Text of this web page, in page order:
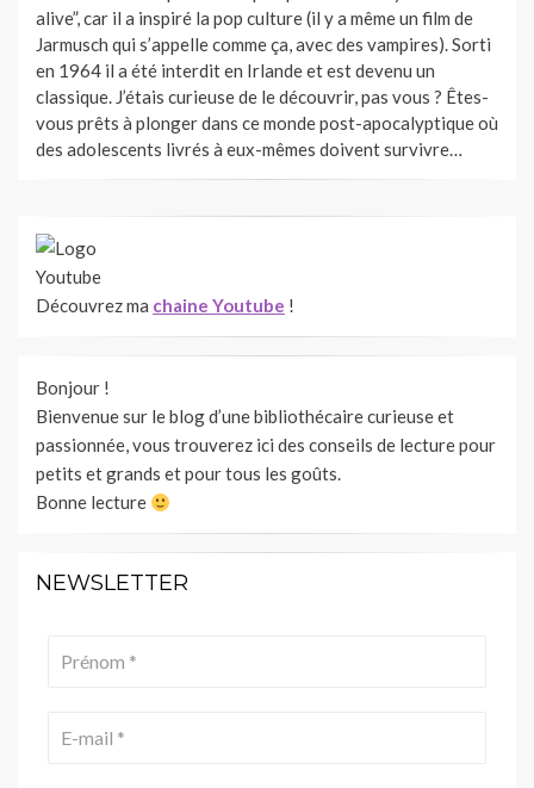
alive”, car il a inspiré la pop culture (il y a même un film de
Jarmusch qui s’appelle comme ça, avec des vampires). Sorti
en 1964 il a été interdit en Irlande et est devenu un
classique. J’étais curieuse de le découvrir, pas vous ? Êtes-
vous prêts à plonger dans ce monde post-apocalyptique où
des adolescents livrés à eux-mêmes doivent survivre…
Découvrez ma chaine Youtube !
Bonjour !
Bienvenue sur le blog d’une bibliothécaire curieuse et
passionnée, vous trouverez ici des conseils de lecture pour
petits et grands et pour tous les goûts.
Bonne lecture
NEWSLETTER